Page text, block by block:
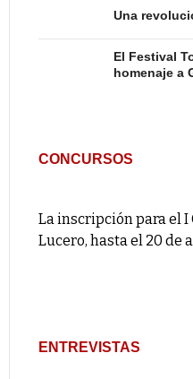
Una
El Festival
homenaje a
CONCURSOS
La inscripción para el I
Lucero, hasta el 20 de
ENTREVISTAS